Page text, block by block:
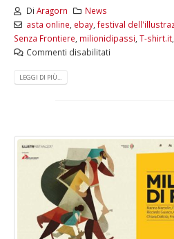
Di Aragorn
News
asta online ebay, festival
Senza Frontiere milionidipassi T-shirt.it
Commenti disabilitati
LEGGI DI PIÙ...